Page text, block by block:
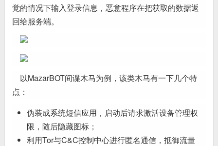
觉的情况下输入登录信息，恶意程序在把获取的数据返
回给服务端。
以MazarBOT间谍木马为例，该类木马有一下几个特
点：
伪装成系统短信应用，启动后请求激活设备管理权
限，随后隐藏图标；
利用Tor与C&C控制中心进行匿名通信，抵御流量